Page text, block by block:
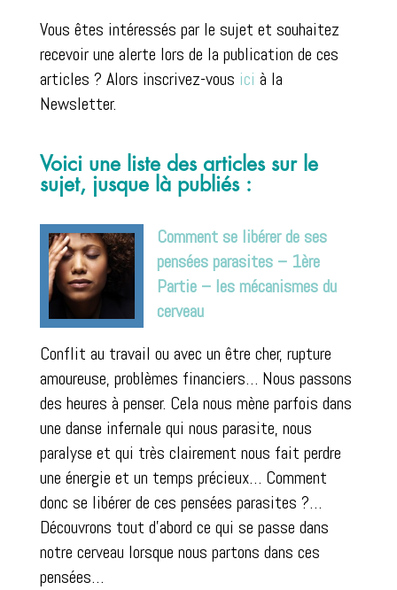
Vous êtes intéressés par le sujet et souhaitez
recevoir une alerte lors de la publication de ces
articles ? Alors inscrivez-vous ici à la
Newsletter.
Voici une liste des articles sur le
sujet, jusque là publiés :
Comment se libérer de ses
pensées parasites – 1ère
Partie – les mécanismes du
cerveau
Conflit au travail ou avec un être cher, rupture
amoureuse, problèmes financiers… Nous passons
des heures à penser. Cela nous mène parfois dans
une danse infernale qui nous parasite, nous
paralyse et qui très clairement nous fait perdre
une énergie et un temps précieux… Comment
donc se libérer de ces pensées parasites ?…
Découvrons tout d’abord ce qui se passe dans
notre cerveau lorsque nous partons dans ces
pensées…